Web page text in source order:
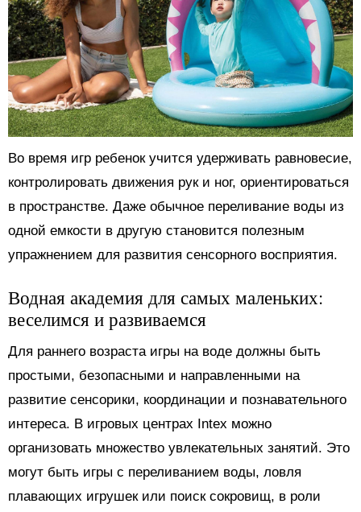
Во время игр ребенок учится удерживать равновесие,
контролировать движения рук и ног, ориентироваться
в пространстве. Даже обычное переливание воды из
одной емкости в другую становится полезным
упражнением для развития сенсорного восприятия.
Водная академия для самых маленьких:
веселимся и развиваемся
Для раннего возраста игры на воде должны быть
простыми, безопасными и направленными на
развитие сенсорики, координации и познавательного
интереса. В игровых центрах Intex можно
организовать множество увлекательных занятий. Это
могут быть игры с переливанием воды, ловля
плавающих игрушек или поиск сокровищ, в роли